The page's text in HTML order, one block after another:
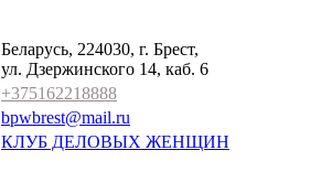
Беларусь, 224030, г. Брест,
ул. Дзержинского 14, каб. 6
+375162218888
bpwbrest@mail.ru
КЛУБ ДЕЛОВЫХ ЖЕНЩИН